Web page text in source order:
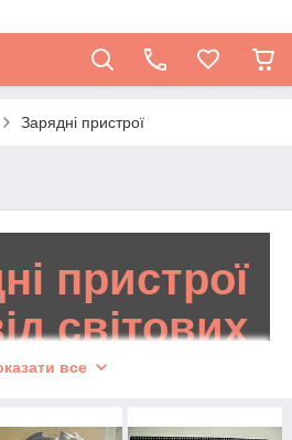
Зарядні пристрої
пристрої
світових
брендів
все